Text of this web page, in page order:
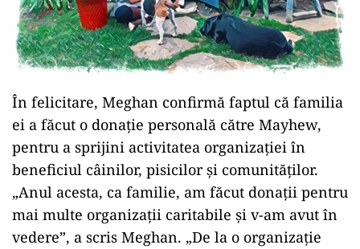
În felicitare, Meghan confirmă faptul că familia
ei a făcut o donaţie personală către Mayhew,
pentru a sprijini activitatea organizaţiei în
beneficiul câinilor, pisicilor şi comunităţilor.
„Anul acesta, ca familie, am făcut donaţii pentru
mai multe organizaţii caritabile şi v-am avut în
vedere”, a scris Meghan. „De la o organizaţie